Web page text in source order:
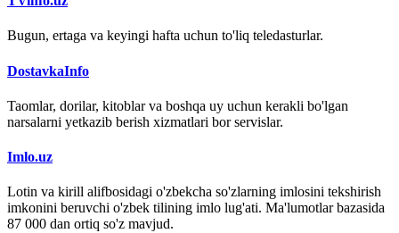
Bugun, ertaga va keyingi hafta uchun to'liq teledasturlar.
DostavkaInfo
Taomlar, dorilar, kitoblar va boshqa uy uchun kerakli bo'lgan
narsalarni yetkazib berish xizmatlari bor servislar.
Imlo.uz
Lotin va kirill alifbosidagi o'zbekcha so'zlarning imlosini tekshirish
imkonini beruvchi o'zbek tilining imlo lug'ati. Ma'lumotlar bazasida
87 000 dan ortiq so'z mavjud.